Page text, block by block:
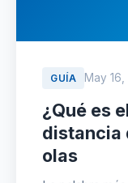
GUÍA May
¿Qué es
distancia
olas